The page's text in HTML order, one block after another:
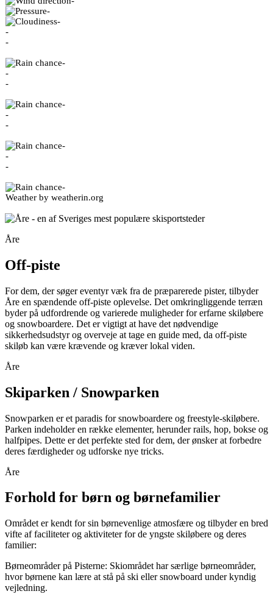
-
-
-
-
-
-
-
-
-
-
-
-
-
-
Weather by weatherin.org
Åre
Off-piste
For dem, der søger eventyr væk fra de præparerede pister, tilbyder
Åre en spændende off-piste oplevelse. Det omkringliggende terræn
byder på udfordrende og varierede muligheder for erfarne skiløbere
og snowboardere. Det er vigtigt at have det nødvendige
sikkerhedsudstyr og overveje at tage en guide med, da off-piste
skiløb kan være krævende og kræver lokal viden.
Åre
Skiparken / Snowparken
Snowparken er et paradis for snowboardere og freestyle-skiløbere.
Parken indeholder en række elementer, herunder rails, hop, bokse og
halfpipes. Dette er det perfekte sted for dem, der ønsker at forbedre
deres færdigheder og udforske nye tricks.
Åre
Forhold for børn og børnefamilier
Området er kendt for sin børnevenlige atmosfære og tilbyder en bred
vifte af faciliteter og aktiviteter for de yngste skiløbere og deres
familier:
Børneområder på Pisterne: Skiområdet har særlige børneområder,
hvor børnene kan lære at stå på ski eller snowboard under kyndig
vejledning.